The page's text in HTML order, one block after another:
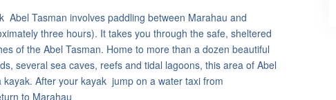
Abel Tasman involves paddling between Marahau and
three hours). It takes you through the safe, sheltered
of the Abel Tasman. Home to more than a dozen beautiful
several sea caves, reefs and tidal lagoons, this area of Abel
kayak. After your kayak jump on a water taxi from
to Marahau